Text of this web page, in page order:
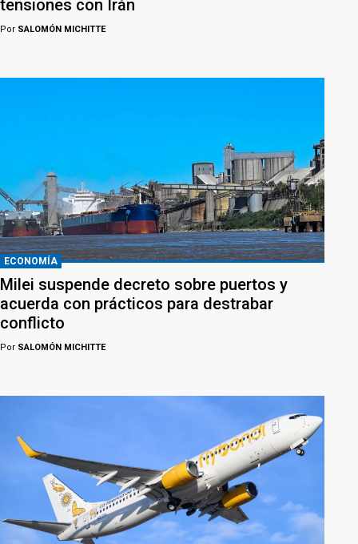
tensiones con Irán
Por SALOMÓN MICHITTE
ECONOMÍA
Milei suspende decreto sobre puertos y
acuerda con prácticos para destrabar
conflicto
Por SALOMÓN MICHITTE